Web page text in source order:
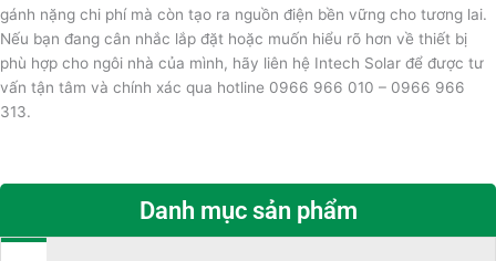
gánh nặng chi phí mà còn tạo ra nguồn điện bền vững cho tương lai.
Nếu bạn đang cân nhắc lắp đặt hoặc muốn hiểu rõ hơn về thiết bị
phù hợp cho ngôi nhà của mình, hãy liên hệ Intech Solar để được tư
vấn tận tâm và chính xác qua hotline 0966 966 010 – 0966 966
313.
Danh mục sản phẩm